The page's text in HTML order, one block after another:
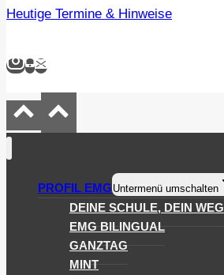
Heutige Termine & Hinweise
PROFIL EMG Untermenü umschalten
DEINE SCHULE, DEIN WEG
EMG BILINGUAL
GANZTAG
MINT